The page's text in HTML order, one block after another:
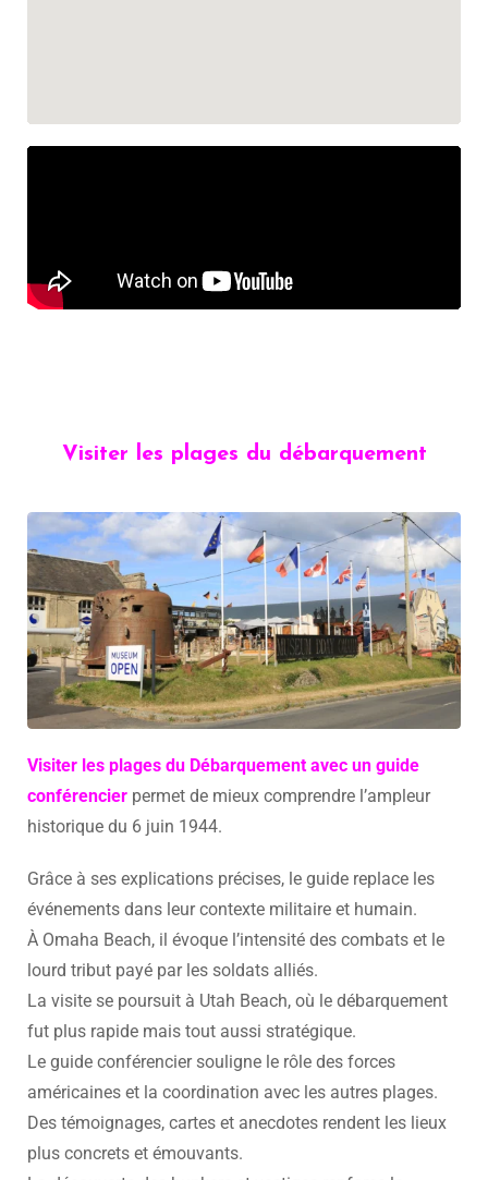
Visiter les plages du débarquement
Visiter les plages du Débarquement avec un guide
conférencier permet de mieux comprendre l’ampleur
historique du 6 juin 1944.
Grâce à ses explications précises, le guide replace les
événements dans leur contexte militaire et humain.
À Omaha Beach, il évoque l’intensité des combats et le
lourd tribut payé par les soldats alliés.
La visite se poursuit à Utah Beach, où le débarquement
fut plus rapide mais tout aussi stratégique.
Le guide conférencier souligne le rôle des forces
américaines et la coordination avec les autres plages.
Des témoignages, cartes et anecdotes rendent les lieux
plus concrets et émouvants.